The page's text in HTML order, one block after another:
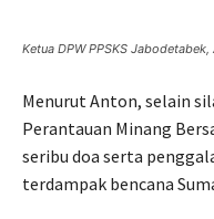
Ketua DPW PPSKS
Menurut Anton, selain
Perantauan Minang
seribu doa serta
terdampak bencana